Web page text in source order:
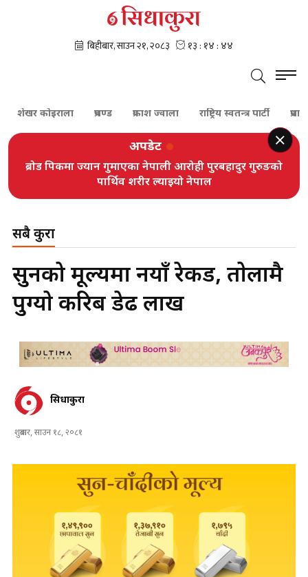
शेखर कोइराला प्रकाश ज्वाला राष्ट्रिय स्वतन्त्र पार्टी
अपडेट
ब्रोड पिकमा ज्यान गुमाएका नेपाली आरोही पुरबहादुर गुरुङको
पार्थिव शरीर ल्याइयो नेपाल
सबै कुरा
सुनको मूल्यमा नयाँ रेकर्ड, ताेलामै
पुग्याे करिब डेढ लाख
सिधाकुरा
शुक्रबार, साउन १८, २०८१